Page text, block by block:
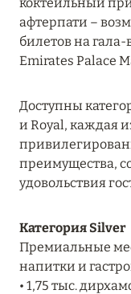
13 мая 2025
ЗАБРОНИРУЙТЕ
DUBAI AT
Подробнее
04 апреля 2025
НАПИТКОВ ДЛЯ
Подробнее
афтерпати –
билетов на
Emirates Palace
Доступны
и Royal, каждая
преимущества,
удовольствия
Категория Silver
Премиальные
напитки и
• 1,75 тыс.